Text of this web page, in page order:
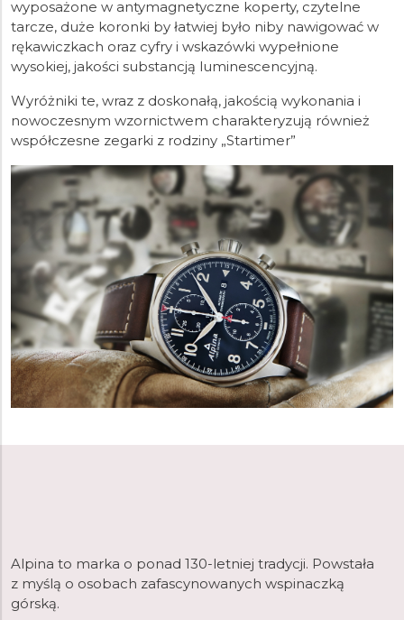
wyposażone w antymagnetyczne koperty, czytelne
tarcze, duże koronki by łatwiej było niby nawigować w
rękawiczkach oraz cyfry i wskazówki wypełnione
wysokiej, jakości substancją luminescencyjną.
Wyróżniki te, wraz z doskonałą, jakością wykonania i
nowoczesnym wzornictwem charakteryzują również
współczesne zegarki z rodziny „Startimer”
Alpina to marka o ponad 130-letniej tradycji. Powstała
z myślą o osobach zafascynowanych wspinaczką
górską.